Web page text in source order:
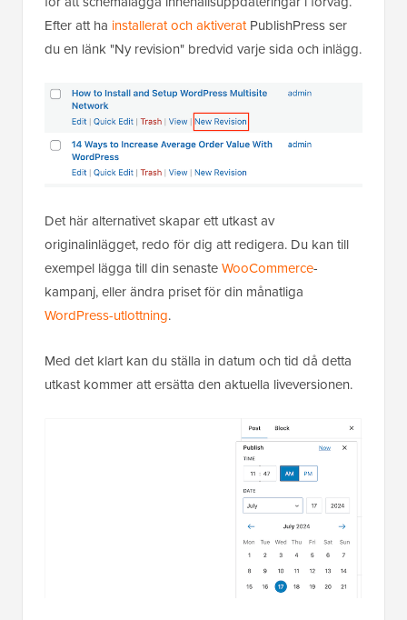
Efter att ha installerat och aktiveratPublishPress ser
du en länk "Ny revision" bredvid varje sida och inlägg.
Det här alternativet skapar ett utkast av
originalinlägget, redo för dig att redigera. Du kan till
exempel lägga till din senasteWooCommerce-
kampanj, eller ändra priset för din månatliga
WordPress-utlottning.
Med det klart kan du ställa in datum och tid då detta
utkast kommer att ersätta den aktuella liveversionen.